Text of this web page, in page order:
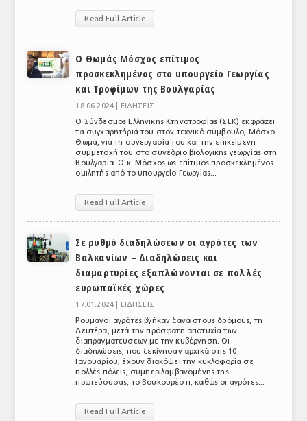
ΑΡΧΕΙΟ ΤΕΥΧΩΝ
Read Full Article
Ο Θωμάς Μόσχος επίτιμος
προσκεκλημένος στο υπουργείο Γεωργίας
και Τροφίμων της Βουλγαρίας
18.06.2024 |
ΕΙΔΗΣΕΙΣ
Ο Σύνδεσμος Ελληνικής Κτηνοτροφίας (ΣΕΚ) εκφράζει
τα συγχαρητήριά του στον τεχνικό σύμβουλο, Μόσχο
Θωμά, για τη συνεργασία του και την επικείμενη
συμμετοχή του στο συνέδριο βιολογικής γεωργίας στη
Βουλγαρία. Ο κ. Μόσχος ως επίτιμος προσκεκλημένος
ομιλητής από το υπουργείο Γεωργίας...
Read Full Article
Σε ρυθμό διαδηλώσεων οι αγρότες των
Βαλκανίων – Διαδηλώσεις και
διαμαρτυρίες εξαπλώνονται σε πολλές
ευρωπαϊκές χώρες
17.01.2024 |
ΕΙΔΗΣΕΙΣ
Ρουμάνοι αγρότες βγήκαν ξανά στους δρόμους, τη
Δευτέρα, μετά την πρόσφατη αποτυχία των
διαπραγματεύσεων με την κυβέρνηση. Οι
διαδηλώσεις, που ξεκίνησαν αρχικά στις 10
Ιανουαρίου, έχουν διακόψει την κυκλοφορία σε
πολλές πόλεις, συμπεριλαμβανομένης της
πρωτεύουσας, το Βουκουρέστι, καθώς οι αγρότες...
Read Full Article